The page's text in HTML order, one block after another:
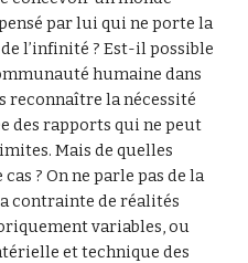
par lui qui ne porte la
l’infinité ? Est-il possible
humaine dans
reconnaître la nécessité
des rapports qui ne peut
Mais de quelles
? On ne parle pas de la
contrainte de réalités
variables, ou
et technique des